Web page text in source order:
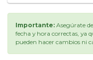
Importante: Asegúrate
fecha y hora correctas, ya
pueden hacer cambios ni